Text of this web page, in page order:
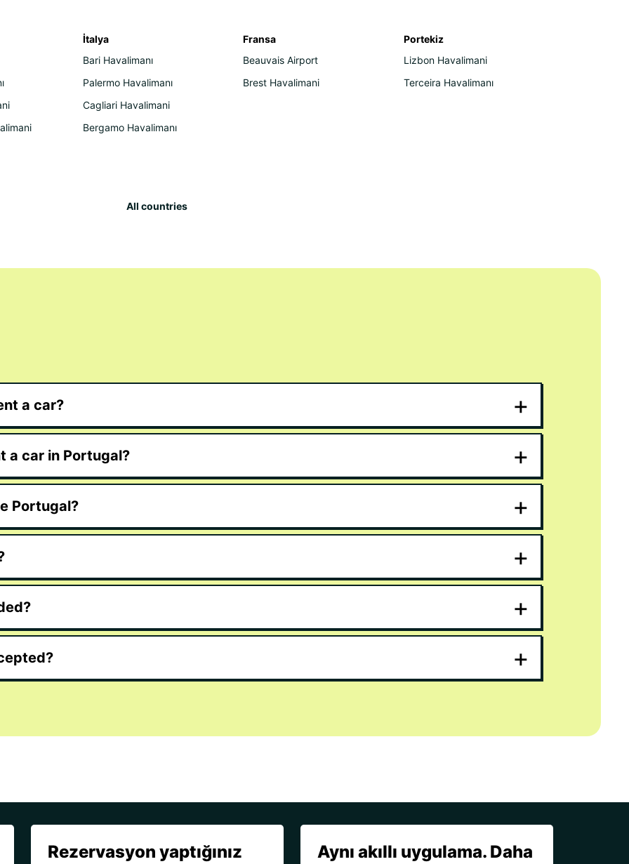
İtalya
Bari Havalimanı
Palermo Havalimanı
Cagliari Havalimani
Bergamo Havalimanı
Fransa
Beauvais Airport
Brest Havalimani
Portekiz
Lizbon Havalimani
Terceira Havalimanı
All countries
a car? +
a car in Portugal? +
Portugal? +
+
+
+
Rezervasyon yaptığınız
Aynı akıllı uygulama. Daha